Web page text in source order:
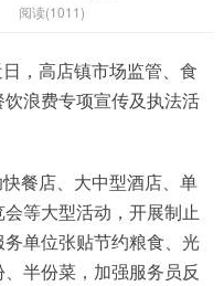
网阅读(1011)
，高店镇市场监管、食
浪费专项宣传及执法活
餐店、大中型酒店、单
等大型活动，开展制止
单位张贴节约粮食、光
半份菜，加强服务员反